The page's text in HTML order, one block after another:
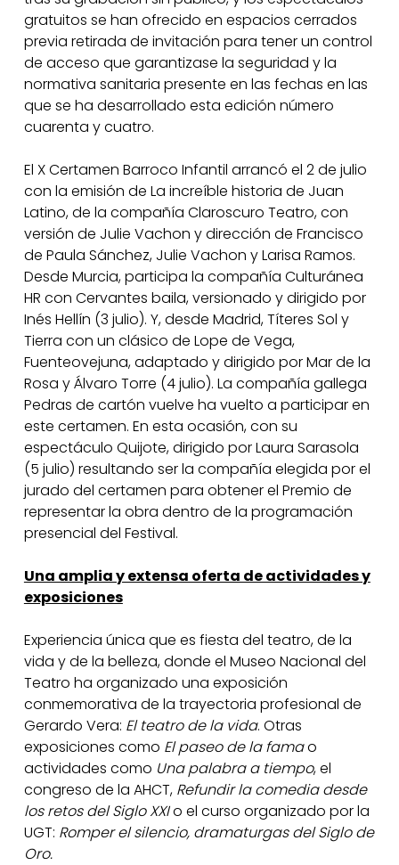
gratuitos se han ofrecido en espacios cerrados
previa retirada de invitación para tener un control
de acceso que garantizase la seguridad y la
normativa sanitaria presente en las fechas en las
que se ha desarrollado esta edición número
cuarenta y cuatro.
El X Certamen Barroco Infantil arrancó el 2 de julio
con la emisión de La increíble historia de Juan
Latino, de la compañía Claroscuro Teatro, con
versión de Julie Vachon y dirección de Francisco
de Paula Sánchez, Julie Vachon y Larisa Ramos.
Desde Murcia, participa la compañía Culturánea
HR con Cervantes baila, versionado y dirigido por
Inés Hellín (3 julio). Y, desde Madrid, Títeres Sol y
Tierra con un clásico de Lope de Vega,
Fuenteovejuna, adaptado y dirigido por Mar de la
Rosa y Álvaro Torre (4 julio). La compañía gallega
Pedras de cartón vuelve ha vuelto a participar en
este certamen. En esta ocasión, con su
espectáculo Quijote, dirigido por Laura Sarasola
(5 julio) resultando ser la compañía elegida por el
jurado del certamen para obtener el Premio de
representar la obra dentro de la programación
presencial del Festival.
Una amplia y extensa oferta de actividades y
exposiciones
Experiencia única que es fiesta del teatro, de la
vida y de la belleza, donde el Museo Nacional del
Teatro ha organizado una exposición
conmemorativa de la trayectoria profesional de
Gerardo Vera: El teatro de la vida. Otras
exposiciones como El paseo de la famao
actividades como Una palabra a tiempo, el
congreso de la AHCT, Refundir la comedia desde
los retos del Siglo XXIo el curso organizado por la
UGT: Romper el silencio, dramaturgas del Siglo de
Oro.